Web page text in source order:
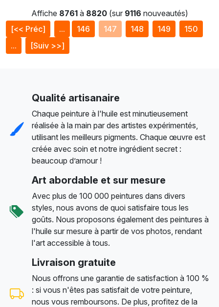
Affiche 8761à 8820(sur 9116 nouveautés)
[<< Préc]
... 146 147 148 149
150
...
[Suiv >>]
Qualité artisanaire
Chaque peinture à l'huile est minutieusement
réalisée à la main par des artistes expérimentés,
utilisant les meilleurs pigments. Chaque œuvre est
créée avec soin et notre ingrédient secret :
beaucoup d’amour !
Art abordable et sur mesure
Avec plus de 100 000 peintures dans divers
styles, nous avons de quoi satisfaire tous les
goûts. Nous proposons également des peintures à
l'huile sur mesure à partir de vos photos, rendant
l'art accessible à tous.
Livraison gratuite
Nous offrons une garantie de satisfaction à 100 %
: si vous n'êtes pas satisfait de votre peinture,
nous vous remboursons. De plus, profitez de la